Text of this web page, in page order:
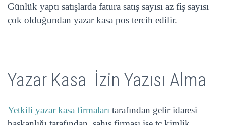
Günlük yaptı satışlarda fatura satış sayısı az fiş sayısı
çok olduğundan yazar kasa pos tercih edilir.
Yazar Kasa İzin Yazısı Alma
Yetkili yazar kasa firmaları tarafından gelir idaresi